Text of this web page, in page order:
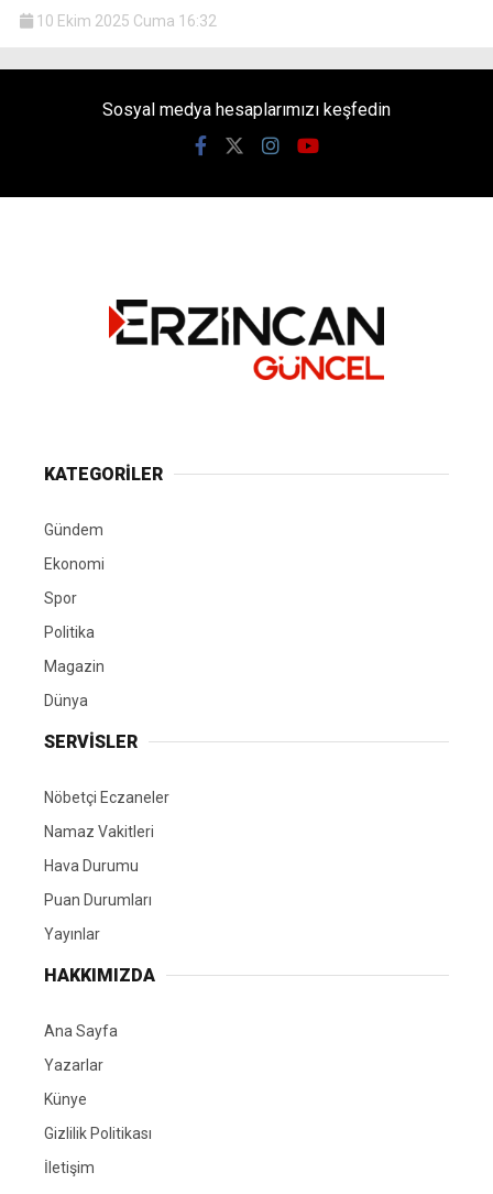
10 Ekim 2025 Cuma 16:32
Sosyal medya hesaplarımızı keşfedin
KATEGORİLER
Gündem
Ekonomi
Spor
Politika
Magazin
Dünya
SERVİSLER
Nöbetçi Eczaneler
Namaz Vakitleri
Hava Durumu
Puan Durumları
Yayınlar
HAKKIMIZDA
Ana Sayfa
Yazarlar
Künye
Gizlilik Politikası
İletişim